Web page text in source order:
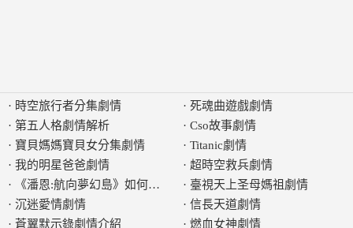
· 時空旅行者分集劇情
· 第五人格劇情解析
· 寶貝媽媽寶貝女分集劇情
· 我的明星爸爸劇情
·
《潘恩:航向夢幻島》如何表達劇情
· 沉迷愛情劇情
· 蒼翼默示錄劇情介紹
· 死魂曲遊戲劇情
· Cso故事劇情
· Titanic劇情
· 超時空救兵劇情
· 臺視天上圣母媽祖劇情
· 信長天道劇情
· 燃血女神劇情